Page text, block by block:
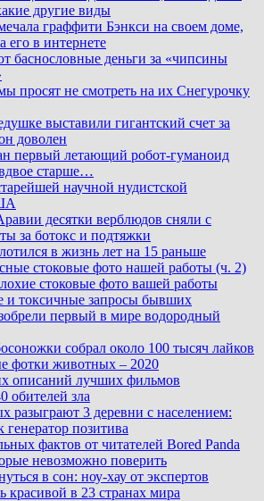
другие виды
граффити Бэнкси на своем доме,
его в интернете
баснословные деньги за «чипсины
просят не смотреть на их Снегурочку
выставили гигантский счет за
доволен
первый летающий робот-гуманоид
старше…
научной нудистской
десятки верблюдов сняли с
за ботокс и подтяжки
в жизнь лет на 15 раньше
стоковые фото нашей работы (ч. 2)
стоковые фото вашей работы
и токсичные запросы бывших
первый в мире водородный
собрал около 100 тысяч лайков
фотки животных – 2020
описаний лучших фильмов
обителей зла
разыграют 3 деревни с населением:
генератор позитива
фактов от читателей Bored Panda
невозможно поверить
в сон: ноу-хау от экспертов
красивой в 23 странах мира